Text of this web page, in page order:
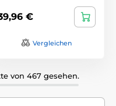
€
Vergleichen
von 467 gesehen.